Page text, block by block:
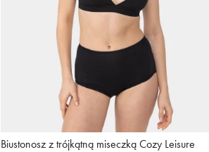
Biustonosz z trójkątną miseczką Cozy Leisure